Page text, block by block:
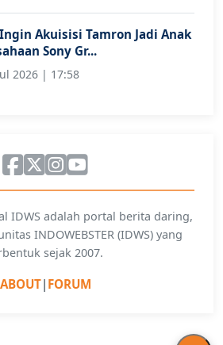
Akuisisi Tamron Jadi Anak
Sony Gr...
2026 | 17:58
IDWS adalah portal berita daring,
INDOWEBSTER (IDWS) yang
sejak 2007.
ABOUT| FORUM